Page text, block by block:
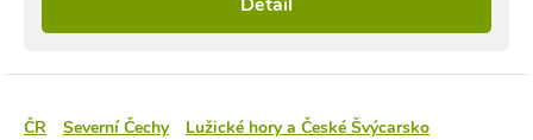
Detail
ČR Severní Čechy Lužické hory a České Švýcarsko